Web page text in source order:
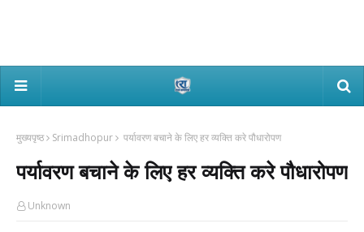
मुख्यपृष्ठ Srimadhopur पर्यावरण बचाने के लिए हर व्यक्ति करे पौधारोपण
पर्यावरण बचाने के लिए हर व्यक्ति करे पौधारोपण
Unknown